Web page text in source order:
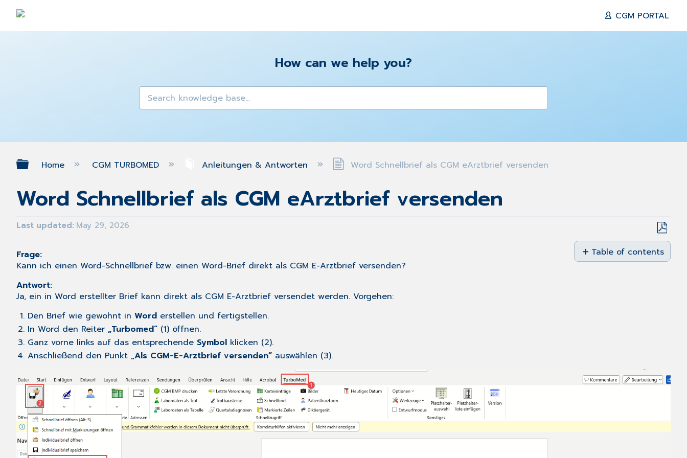
CGM PORTAL
How can we help you?
Expand/collapse global hierarchy
Home CGM TURBOMED Anleitungen & Antworten Word Schnellbrief als CGM eArztbrief versenden
Word Schnellbrief als CGM eArztbrief versenden
Last updated May 29, 2026
Save
as
PDF
Table of contents
No
Frage:
Kann ich einen Word-Schnellbrief bzw. einen Word-Brief direkt als CGM E-Arztbrief versenden?
Antwort:
Ja, ein in Word erstellter Brief kann direkt als CGM E-Arztbrief versendet werden. Vorgehen:
Den Brief wie gewohnt inWord erstellen und fertigstellen.
In Word den Reiter„Turbomed“ (1) öffnen.
Ganz vorne links auf das entsprechende Symbol klicken (2).
Anschließend den Punkt„Als CGM-E-Arztbrief versenden“ auswählen (3).